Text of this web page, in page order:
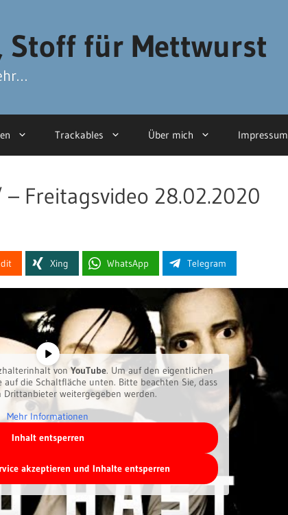
Stoff für Mettwurst
Trackables Über mich Impressum
Freitagsvideo 28.02.2020
Xing WhatsApp Telegram
vonYouTube. Um auf den eigentlichen
die Schaltfläche unten. Bitte beachten Sie, dass
Drittanbieter weitergegeben werden.
Mehr Informationen
Inhalt entsperren
akzeptieren und Inhalte entsperren